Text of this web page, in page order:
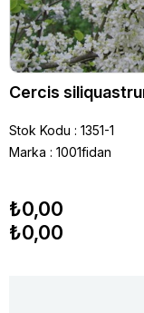
Cercis
Stok Kodu
1351-1
Marka : 1001fidan
₺0,00
₺0,00